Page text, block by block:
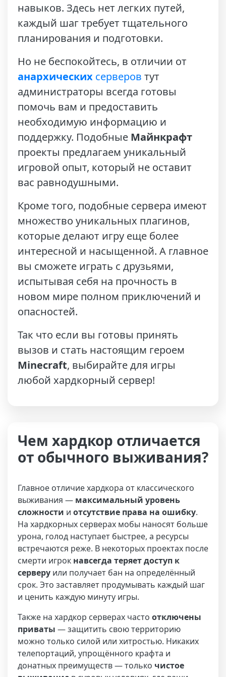
навыков. Здесь нет легких путей,
каждый шаг требует тщательного
планирования и подготовки.
Но не беспокойтесь, в отличии от
анархических серверов тут
администраторы всегда готовы
помочь вам и предоставить
необходимую информацию и
поддержку. Подобные Майнкрафт
проекты предлагаем уникальный
игровой опыт, который не оставит
вас равнодушными.
Кроме того, подобные сервера имеют
множество уникальных плагинов,
которые делают игру еще более
интересной и насыщенной. А главное
вы сможете играть с друзьями,
испытывая себя на прочность в
новом мире полном приключений и
опасностей.
Так что если вы готовы принять
вызов и стать настоящим героем
Minecraft, выбирайте для игры
любой хардкорный сервер!
Чем хардкор отличается
от обычного выживания?
Главное отличие хардкора от классического
выживания — максимальный уровень
сложности и отсутствие права на ошибку.
На хардкорных серверах мобы наносят больше
урона, голод наступает быстрее, а ресурсы
встречаются реже. В некоторых проектах после
смерти игрок навсегда теряет доступ к
серверу или получает бан на определённый
срок. Это заставляет продумывать каждый шаг
и ценить каждую минуту игры.
Также на хардкор серверах часто отключены
приваты — защитить свою территорию
можно только силой или хитростью. Никаких
телепортаций, упрощённого крафта и
донатных преимуществ — только чистое